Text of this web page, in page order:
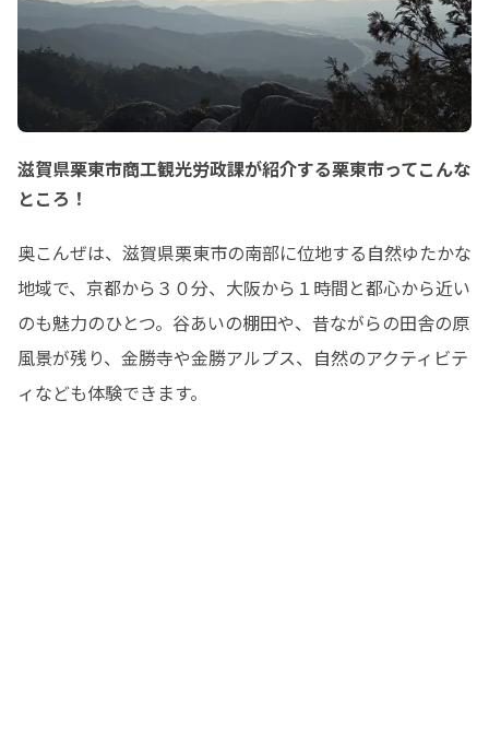
滋賀県栗東市商工観光労政課が紹介する栗東市ってこんな
ところ！
奥こんぜは、滋賀県栗東市の南部に位地する自然ゆたかな
地域で、京都から３０分、大阪から１時間と都心から近い
のも魅力のひとつ。谷あいの棚田や、昔ながらの田舎の原
風景が残り、金勝寺や金勝アルプス、自然のアクティビテ
ィなども体験できます。